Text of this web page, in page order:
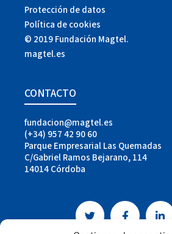
Protección de datos
Política de cookies
© 2019 Fundación Magtel.
magtel.es
CONTACTO
fundacion@magtel.es
(+34) 957 42 90 60
Parque Empresarial Las Quemadas
C/Gabriel Ramos Bejarano, 114
14014 Córdoba